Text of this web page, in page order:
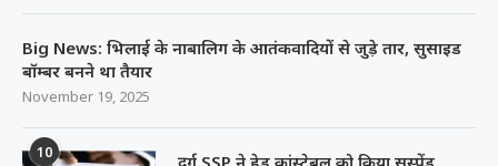
Big News: भिलाई के नाबालिग के आतंकवादियों से जुड़े तार, सुसाइड
बॉम्बर बनने था तैयार
November 19, 2025
10
दुर्ग SSP ने हेड कांस्टेबल को किया सस्पेंड,